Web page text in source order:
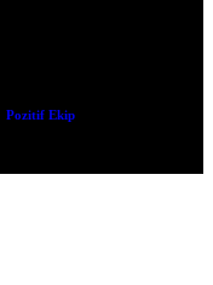
Pozitif Ekip